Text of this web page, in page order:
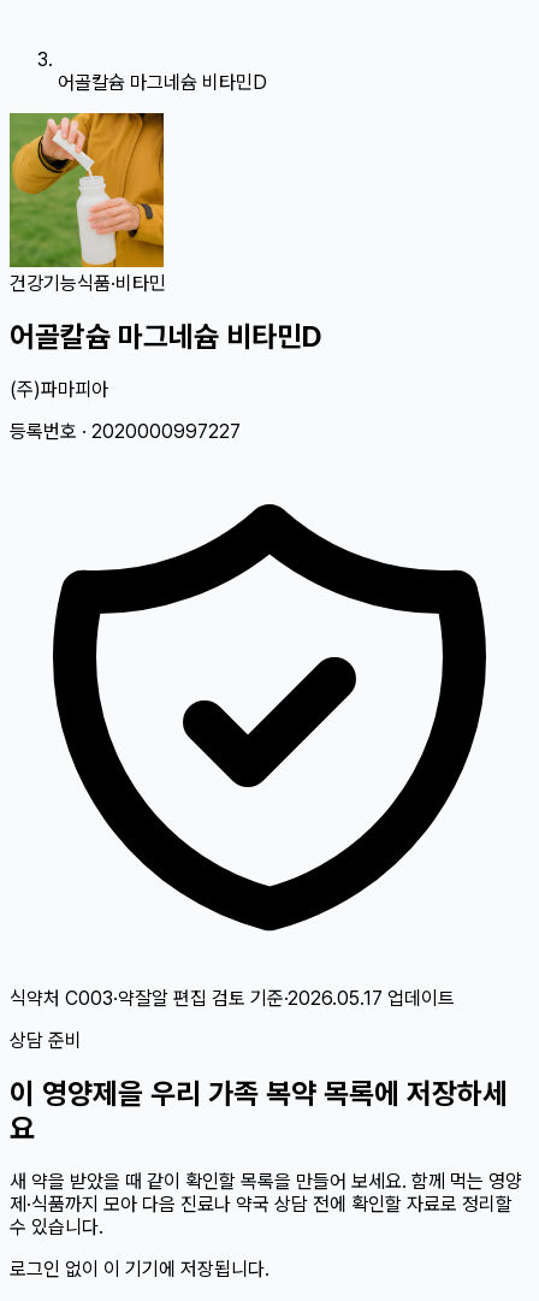
어골칼슘 마그네슘 비타민D
건강기능식품·비타민
어골칼슘 마그네슘 비타민D
(주)파마피아
등록번호 · 2020000997227
식약처 C003·약잘알 편집 검토 기준·2026.05.17 업데이트
상담 준비
이 영양제 을 우리 가족 복약 목록에 저장하세
요
새 약을 받았을 때 같이 확인할 목록을 만들어 보세요. 함께 먹는 영양
제·식품까지 모아 다음 진료나 약국 상담 전에 확인할 자료로 정리할
수 있습니다.
로그인 없이 이 기기에 저장됩니다.